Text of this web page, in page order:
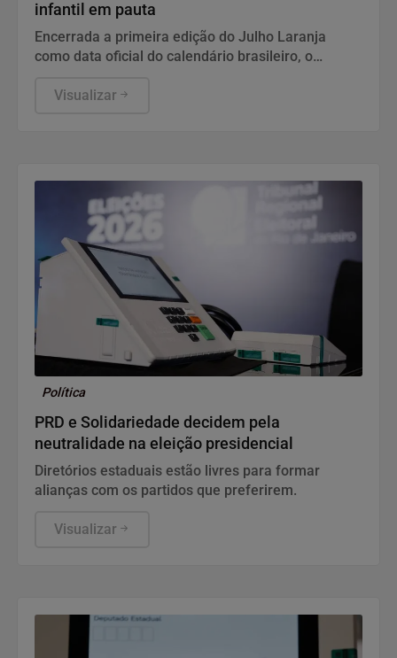
infantil em pauta
Encerrada a primeira edição do Julho Laranja
como data oficial do calendário brasileiro, o
a avaliação com o odontopediatra e para a
Visualizar
Política
PRD e Solidariedade decidem pela
neutralidade na eleição presidencial
Diretórios estaduais estão livres para formar
alianças com os partidos que preferirem.
Visualizar